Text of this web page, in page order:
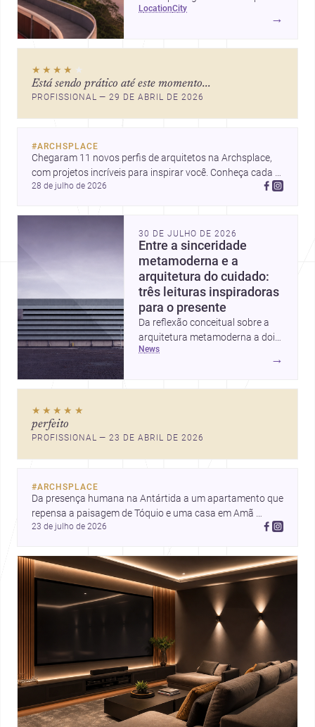
ícones como o Museu de Arte
mercado interessante para quem
quer construir, reformar ou
location city
→
★★★★ ★
Está sendo prático até este momento...
PROFISSIONAL — 29 DE ABRIL DE 2026
#ARCHSPLACE
Chegaram 11 novos perfis de arquitetos na Archsplace,
com projetos incríveis para inspirar você. Conheça cada
perfil e descubra novas ideias para seus próximos
28 de julho de 2026
30 DE JULHO DE 2026
Entre a sinceridade
metamoderna e a
arquitetura do cuidado:
três leituras inspiradoras
para o presente
Da reflexão conceitual sobre a
arquitetura metamoderna a dois
projetos que colocam escala
humana, bem-estar e experiência
pensar forma, uso e emoção
news
→
★★★★★
perfeito
PROFISSIONAL — 23 DE ABRIL DE 2026
#ARCHSPLACE
Da presença humana na Antártida a um apartamento que
repensa a paisagem de Tóquio e uma casa em Amã
integrada ao terreno. Descubra mais inspirações, projetos
23 de julho de 2026